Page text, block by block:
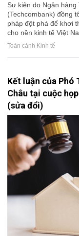
Sự kiện do Ngân
(Techcombank) đồng
pháp đột phá để khơi
cho nền kinh tế Việt
Toàn cảnh Kinh tế
Kết luận của Phó
Châu tại cuộc
(sửa đổi)